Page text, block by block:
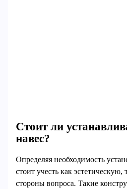
Стоит ли
навес?
Определяя необходимость
стоит учесть как
стороны вопроса. Такие